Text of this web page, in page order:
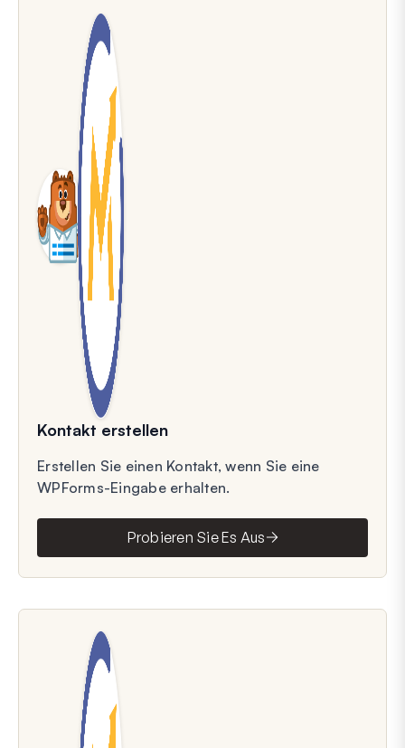
Kontakt erstellen
Erstellen Sie einen Kontakt, wenn Sie eine
WPForms-Eingabe erhalten.
Probieren Sie Es Aus